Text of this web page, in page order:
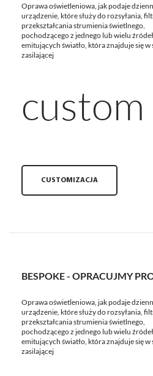
Oprawa oświetleniowa, jak podaje
urządzenie, które służy do rozsyłania,
przekształcania strumienia świetlnego,
pochodzącego z jednego lub wielu źródeł
emitujących światło, która znajduje się w
zasilającej
custom
CUSTOMIZACJA
BESPOKE - OPRACUJMY
Oprawa oświetleniowa, jak podaje
urządzenie, które służy do rozsyłania,
przekształcania strumienia świetlnego,
pochodzącego z jednego lub wielu źródeł
emitujących światło, która znajduje się w
zasilającej